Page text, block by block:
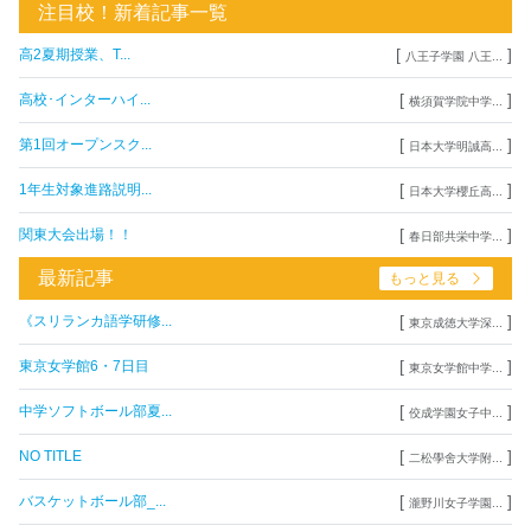
注目校！新着記事一覧
高2夏期授業、T... [ 八王子学園 八王... ]
高校･インターハイ... [ 横須賀学院中学... ]
第1回オープンスク... [ 日本大学明誠高... ]
1年生対象進路説明... [ 日本大学櫻丘高... ]
関東大会出場！！ [ 春日部共栄中学... ]
最新記事 もっと見る
《スリランカ語学研修... [ 東京成徳大学深... ]
東京女学館6・7日目 [ 東京女学館中学... ]
中学ソフトボール部夏... [ 佼成学園女子中... ]
NO TITLE [ 二松學舍大学附... ]
バスケットボール部_... [ 瀧野川女子学園... ]